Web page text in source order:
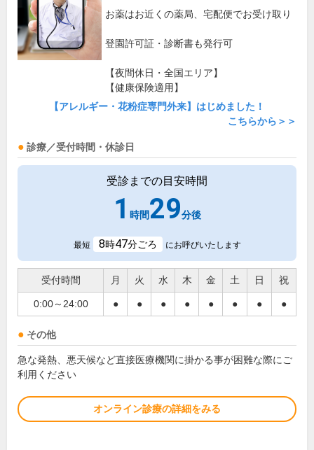
お薬はお近くの薬局、宅配便でお受け取り
登園許可証・診断書も発行可
【夜間休日・全国エリア】
【健康保険適用】
【アレルギー・花粉症専門外来】はじめました！
こちらから＞＞
診療／受付時間・休診日
受診までの目安時間
1 時間29分後
最短 8時47分ごろ にお呼びいたします
受付時間 月 火 水 木 金 土 日 祝
0:00～24:00 ● ● ● ● ● ● ● ●
その他
急な発熱、悪天候など直接医療機関に掛かる事が困難な際にご
利用ください
オンライン診療の詳細をみる